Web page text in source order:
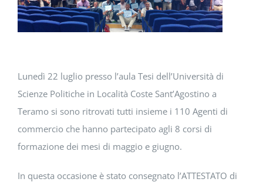
DOWNLOAD
ACADEMY
Lunedì 22 luglio presso l’aula Tesi dell’Università di
Scienze Politiche in Località Coste Sant’Agostino a
Teramo si sono ritrovati tutti insieme i 110 Agenti di
commercio che hanno partecipato agli 8 corsi di
formazione dei mesi di maggio e giugno.
In questa occasione è stato consegnato l’ATTESTATO di